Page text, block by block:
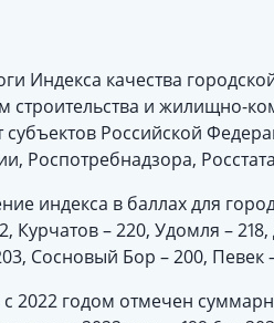
Индекса качества
строительства и жилищно-
Российской
Роспотребнадзора,
индекса в баллах для
Курчатов – 220, Удомля –
Сосновый Бор – 200, Певек
2022 годом отмечен